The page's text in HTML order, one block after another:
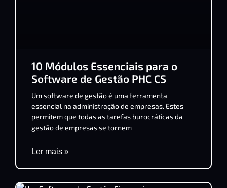
10 Módulos Essenciais para o
Software de Gestão PHC CS
Um software de gestão é uma ferramenta
essencial na administração de empresas. Estes
permitem que todas as tarefas burocráticas da
gestão de empresas se tornem
Ler mais »